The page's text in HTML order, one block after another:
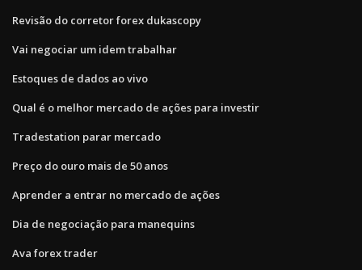
Revisão do corretor forex dukascopy
Vai negociar um idem trabalhar
Estoques de dados ao vivo
Qual é o melhor mercado de ações para investir
Tradestation parar mercado
Preço do ouro mais de 50 anos
Aprender a entrar no mercado de ações
Dia de negociação para manequins
Ava forex trader